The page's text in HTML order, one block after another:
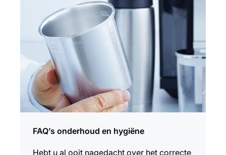
FAQ’s onderhoud en hygiëne
Hebt u al ooit nagedacht over het correcte